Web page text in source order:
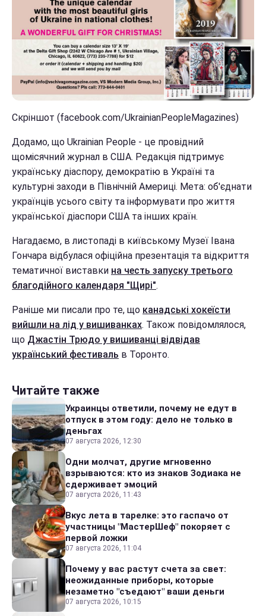
Скріншот (facebook.com/UkrainianPeopleMagazines)
Додамо, що Ukrainian People - це провідний
щомісячний журнал в США. Редакція підтримує
українську діаспору, демократію в Україні та
культурні заходи в Північній Америці. Мета: об'єднати
українців усього світу та інформувати про життя
української діаспори США та інших країн.
Нагадаємо, в листопаді в київському Музеї Івана
Гончара відбулася офіційна презентація та відкриття
тематичної виставки на честь запуску третього
благодійного календаря "Щирі".
Раніше ми писали про те, що канадські хокеїсти
вийшли на лід у вишиванках. Також повідомлялося,
що Джастін Трюдо у вишиванці відвідав
український фестиваль в Торонто.
Читайте также
Украинцы ответили, почему не едут в
отпуск в этом году: дело не только в
деньгах
07 августа 2026, 12:30
Одни молчат, другие мгновенно
взрываются: кто из знаков Зодиака не
сдерживает эмоций
07 августа 2026, 11:43
Вкус лета в тарелке: это гаспачо от
участницы "МастерШеф" покоряет с
первой ложки
07 августа 2026, 11:04
Почему у вас растут счета за свет:
неожиданные приборы, которые
незаметно "съедают" ваши деньги
07 августа 2026, 10:15